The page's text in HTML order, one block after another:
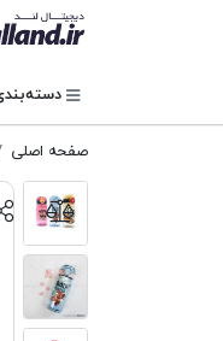
صفحه اصلی